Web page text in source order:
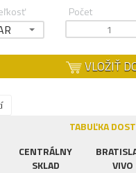
Počet
VLOŽIŤ
TABUĽKA
CENTRÁLNY
SKLAD
VIVO